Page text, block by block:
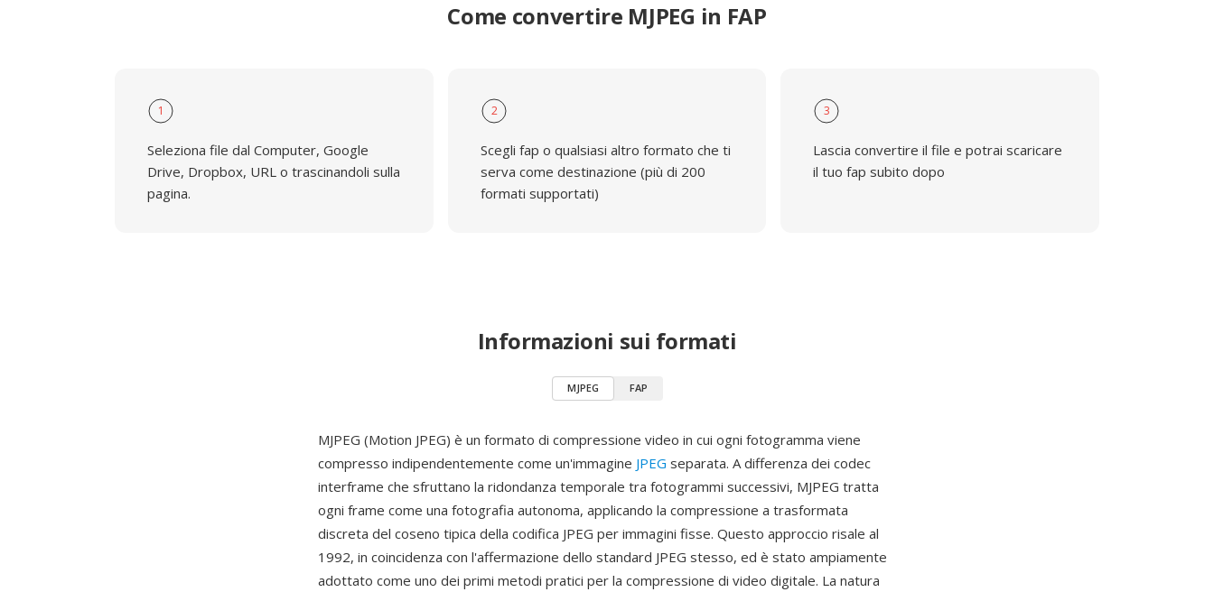
Come convertire MJPEG in FAP
1
Seleziona file dal Computer, Google
Drive, Dropbox, URL o trascinandoli sulla
pagina.
2
Scegli fap o qualsiasi altro formato che ti
serva come destinazione (più di 200
formati supportati)
3
Lascia convertire il file e potrai scaricare
il tuo fap subito dopo
Informazioni sui formati
MJPEG FAP
MJPEG (Motion JPEG) è un formato di compressione video in cui ogni fotogramma viene
compresso indipendentemente come un'immagine JPEG separata. A differenza dei codec
interframe che sfruttano la ridondanza temporale tra fotogrammi successivi, MJPEG tratta
ogni frame come una fotografia autonoma, applicando la compressione a trasformata
discreta del coseno tipica della codifica JPEG per immagini fisse. Questo approccio risale al
1992, in coincidenza con l'affermazione dello standard JPEG stesso, ed è stato ampiamente
adottato come uno dei primi metodi pratici per la compressione di video digitale. La natura